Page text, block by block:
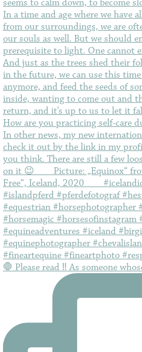
🛑 Please read ‼️ As someone